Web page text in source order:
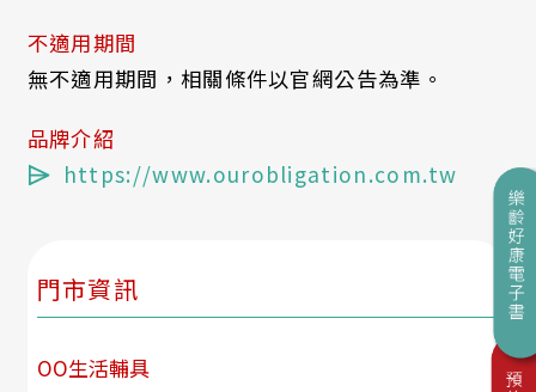
不適用期間
無不適用期間，相關條件以官網公告為準。
品牌介紹
https://www.ourobligation.com.tw
門市資訊
OO生活輔具